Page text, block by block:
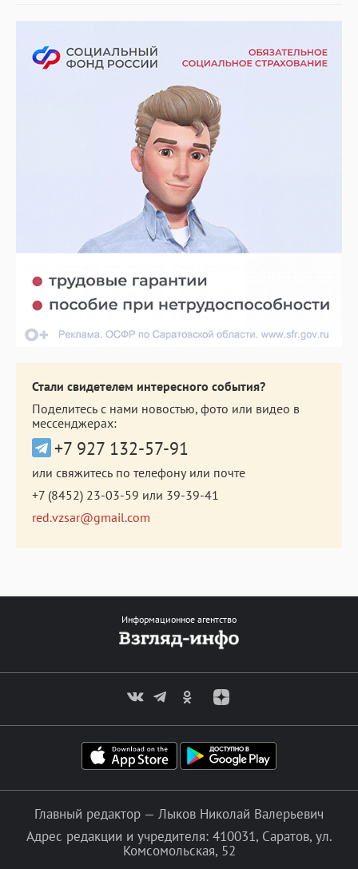
Стали свидетелем интересного события?
Поделитесь с нами новостью, фото или видео в
мессенджерах:
+7 927 132-57-91
или свяжитесь по телефону или почте
+7 (8452) 23-03-59 или 39-39-41
red.vzsar@gmail.com
Информационное агентство
Главный редактор — Лыков Николай Валерьевич
Адрес редакции и учредителя: 410031, Саратов, ул.
Комсомольская, 52